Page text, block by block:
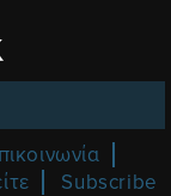
Subscribe